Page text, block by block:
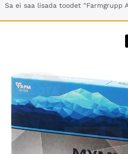
Sa ei saa lisada toodet "Farmgrupp